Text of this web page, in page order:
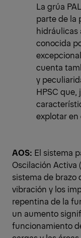
La grúa
parte de la
hidráulicas
conocida
cuenta
y
HPSC
explotar
AOS: El sistema
Oscilación Activa
sistema de brazo
vibración y los
repentina de la
un aumento
funcionamiento